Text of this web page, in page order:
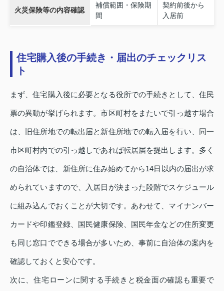
火災保険等の内容確認
補償範囲・保険期
間
契約前後から
入居前
住宅購入後の手続き・届出のチェックリス
ト
まず、住宅購入後に必要となる役所での手続きとして、住民
票の異動が挙げられます。市区町村をまたいで引っ越す場合
は、旧住所地での転出届と新住所地での転入届を行い、同一
市区町村内での引っ越しであれば転居届を提出します。多く
の自治体では、新住所に住み始めてから14日以内の届出が求
められていますので、入居日が決まった段階でスケジュール
に組み込んでおくことが大切です。あわせて、マイナンバー
カードや印鑑登録、国民健康保険、国民年金などの住所変更
も同じ窓口でできる場合が多いため、事前に自治体の案内を
確認しておくと安心です。
次に、住宅ローンに関する手続きと税金面の確認も重要で